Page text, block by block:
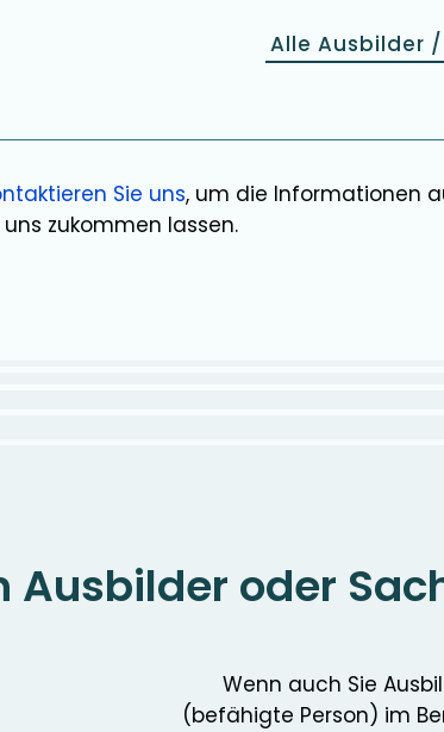
Alle Ausbilder
Sie uns, um die Informationen
zukommen lassen.
Ausbilder oder
Wenn auch Sie
(befähigte Person) im